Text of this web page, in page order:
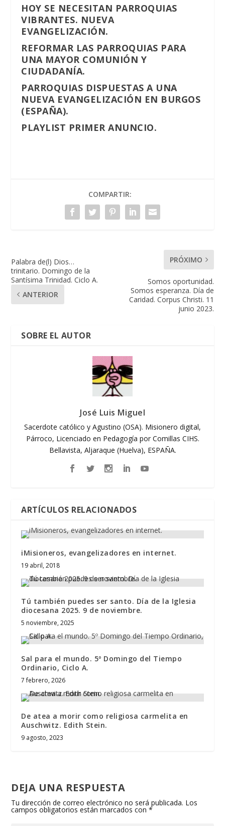
HOY SE NECESITAN PARROQUIAS
VIBRANTES. NUEVA
EVANGELIZACIÓN.
REFORMAR LAS PARROQUIAS PARA
UNA MAYOR COMUNIÓN Y
CIUDADANÍA.
PARROQUIAS DISPUESTAS A UNA
NUEVA EVANGELIZACIÓN EN BURGOS
(ESPAÑA).
PLAYLIST PRIMER ANUNCIO.
COMPARTIR:
Palabra de(l) Dios…
trinitario. Domingo de la
Santísima Trinidad. Ciclo A.
ANTERIOR
PRÓXIMO
Somos oportunidad.
Somos esperanza. Día de
Caridad. Corpus Christi. 11
junio 2023.
SOBRE EL AUTOR
José Luis Miguel
Sacerdote católico y Agustino (OSA). Misionero digital,
Párroco, Licenciado en Pedagogía por Comillas CIHS.
Bellavista, Aljaraque (Huelva), ESPAÑA.
ARTÍCULOS RELACIONADOS
iMisioneros, evangelizadores en internet.
19 abril, 2018
Tú también puedes ser santo. Día de la Iglesia
diocesana 2025. 9 de noviembre.
5 noviembre, 2025
Sal para el mundo. 5º Domingo del Tiempo
Ordinario, Ciclo A.
7 febrero, 2026
De atea a morir como religiosa carmelita en
Auschwitz. Edith Stein.
9 agosto, 2023
DEJA UNA RESPUESTA
Tu dirección de correo electrónico no será publicada. Los
campos obligatorios están marcados con*